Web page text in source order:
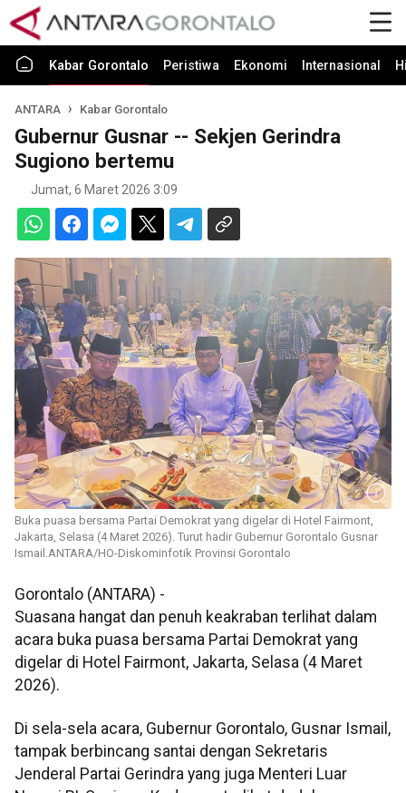
Kabar Gorontalo Peristiwa Ekonomi Internasional
ANTARA Kabar Gorontalo
Gubernur Gusnar -- Sekjen Gerindra
Sugiono bertemu
Jumat, 6 Maret 2026 3:09
Buka puasa bersama Partai Demokrat yang digelar di Hotel Fairmont,
Jakarta, Selasa (4 Maret 2026). Turut hadir Gubernur Gorontalo Gusnar
Ismail.ANTARA/HO-Diskominfotik Provinsi Gorontalo
Gorontalo (ANTARA) -
Suasana hangat dan penuh keakraban terlihat dalam
acara buka puasa bersama Partai Demokrat yang
digelar di Hotel Fairmont, Jakarta, Selasa (4 Maret
2026).
Di sela-sela acara, Gubernur Gorontalo, Gusnar Ismail,
tampak berbincang santai dengan Sekretaris
Jenderal Partai Gerindra yang juga Menteri Luar